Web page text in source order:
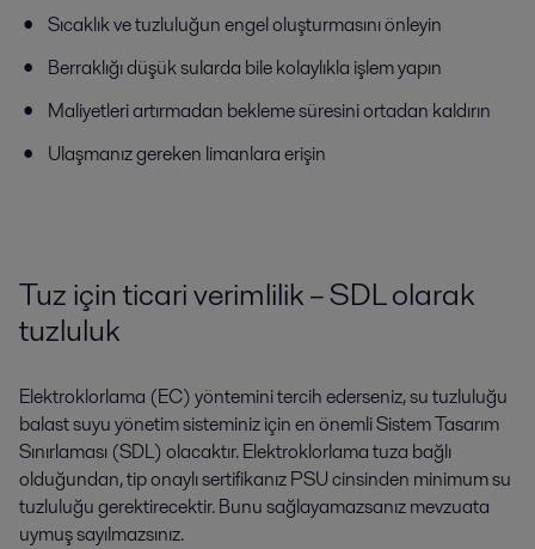
Sıcaklık ve tuzluluğun engel oluşturmasını önleyin
Berraklığı düşük sularda bile kolaylıkla işlem yapın
Maliyetleri artırmadan bekleme süresini ortadan kaldırın
Ulaşmanız gereken limanlara erişin
Tuz için ticari verimlilik – SDL olarak
tuzluluk
Elektroklorlama (EC) yöntemini tercih ederseniz, su tuzluluğu
balast suyu yönetim sisteminiz için en önemli Sistem Tasarım
Sınırlaması (SDL) olacaktır. Elektroklorlama tuza bağlı
olduğundan, tip onaylı sertifikanız PSU cinsinden minimum su
tuzluluğu gerektirecektir. Bunu sağlayamazsanız mevzuata
uymuş sayılmazsınız.